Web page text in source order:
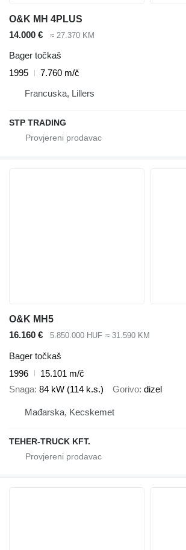
O&K MH 4PLUS
14.000 €
≈ 27.370 KM
Bager točkaš
1995
7.760 m/č
Francuska, Lillers
STP TRADING
O&K MH5
16.160 €
5.850.000 HUF ≈ 31.590 KM
Bager točkaš
1996
15.101 m/č
Snaga 84 kW (114 k.s.) Gorivo dizel
Mađarska, Kecskemet
TEHER-TRUCK KFT.